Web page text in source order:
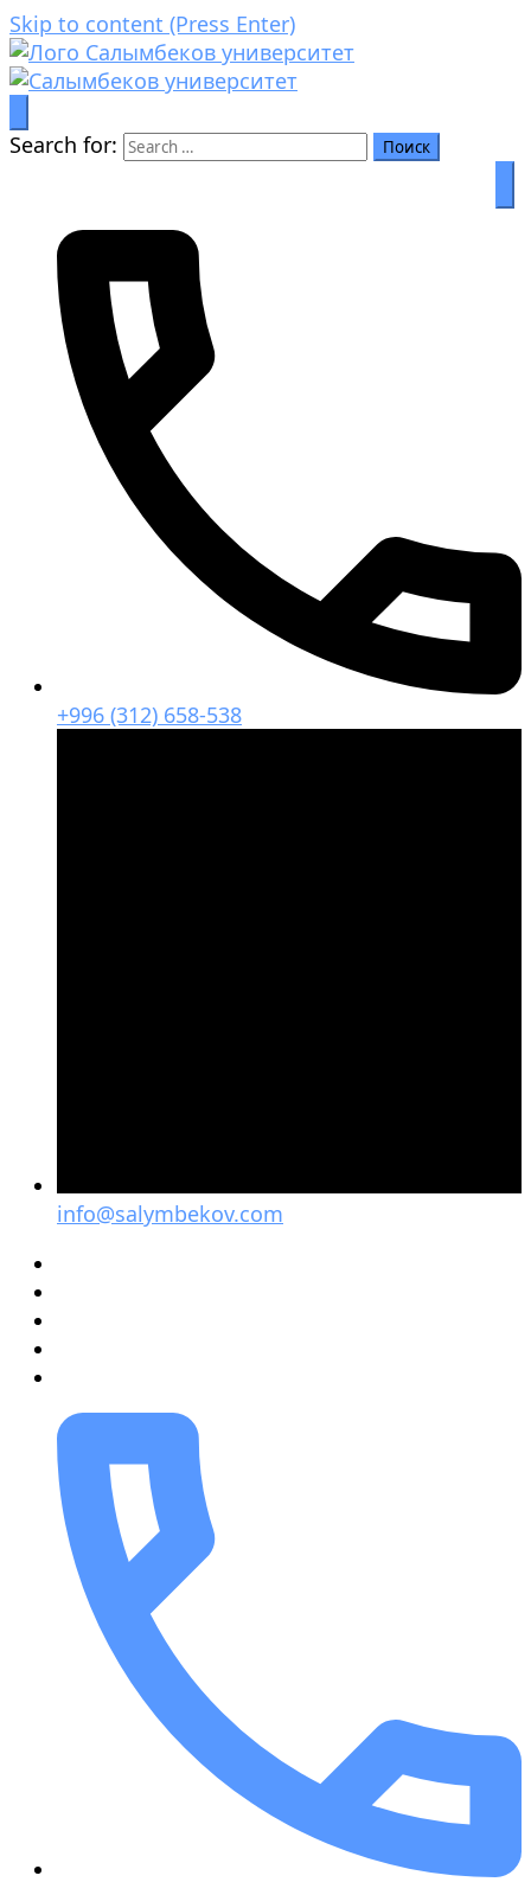
Skip to content (Press Enter)
Салымбеков университет
Билим аркылуу өркүндөө
Search for:
+996 (312) 658-538
info@salymbekov.com